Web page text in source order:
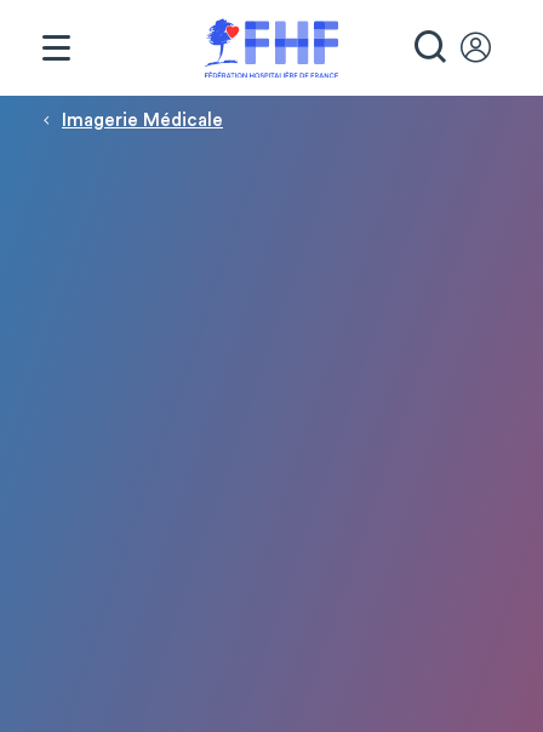
Fil d'Ariane
Imagerie Médicale
Panneau de gestion des cookies